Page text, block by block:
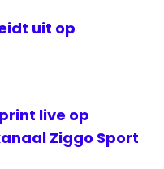
uit op
live op
Ziggo Sport